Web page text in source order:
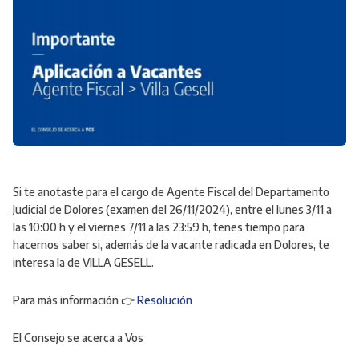
Si te anotaste para el cargo de Agente Fiscal del Departamento
Judicial de Dolores (examen del 26/11/2024), entre el lunes 3/11 a
las 10:00 h y el viernes 7/11 a las 23:59 h, tenes tiempo para
hacernos saber si, además de la vacante radicada en Dolores, te
interesa la de VILLA GESELL.
Para más información 👉 Resolución
El Consejo se acerca a Vos